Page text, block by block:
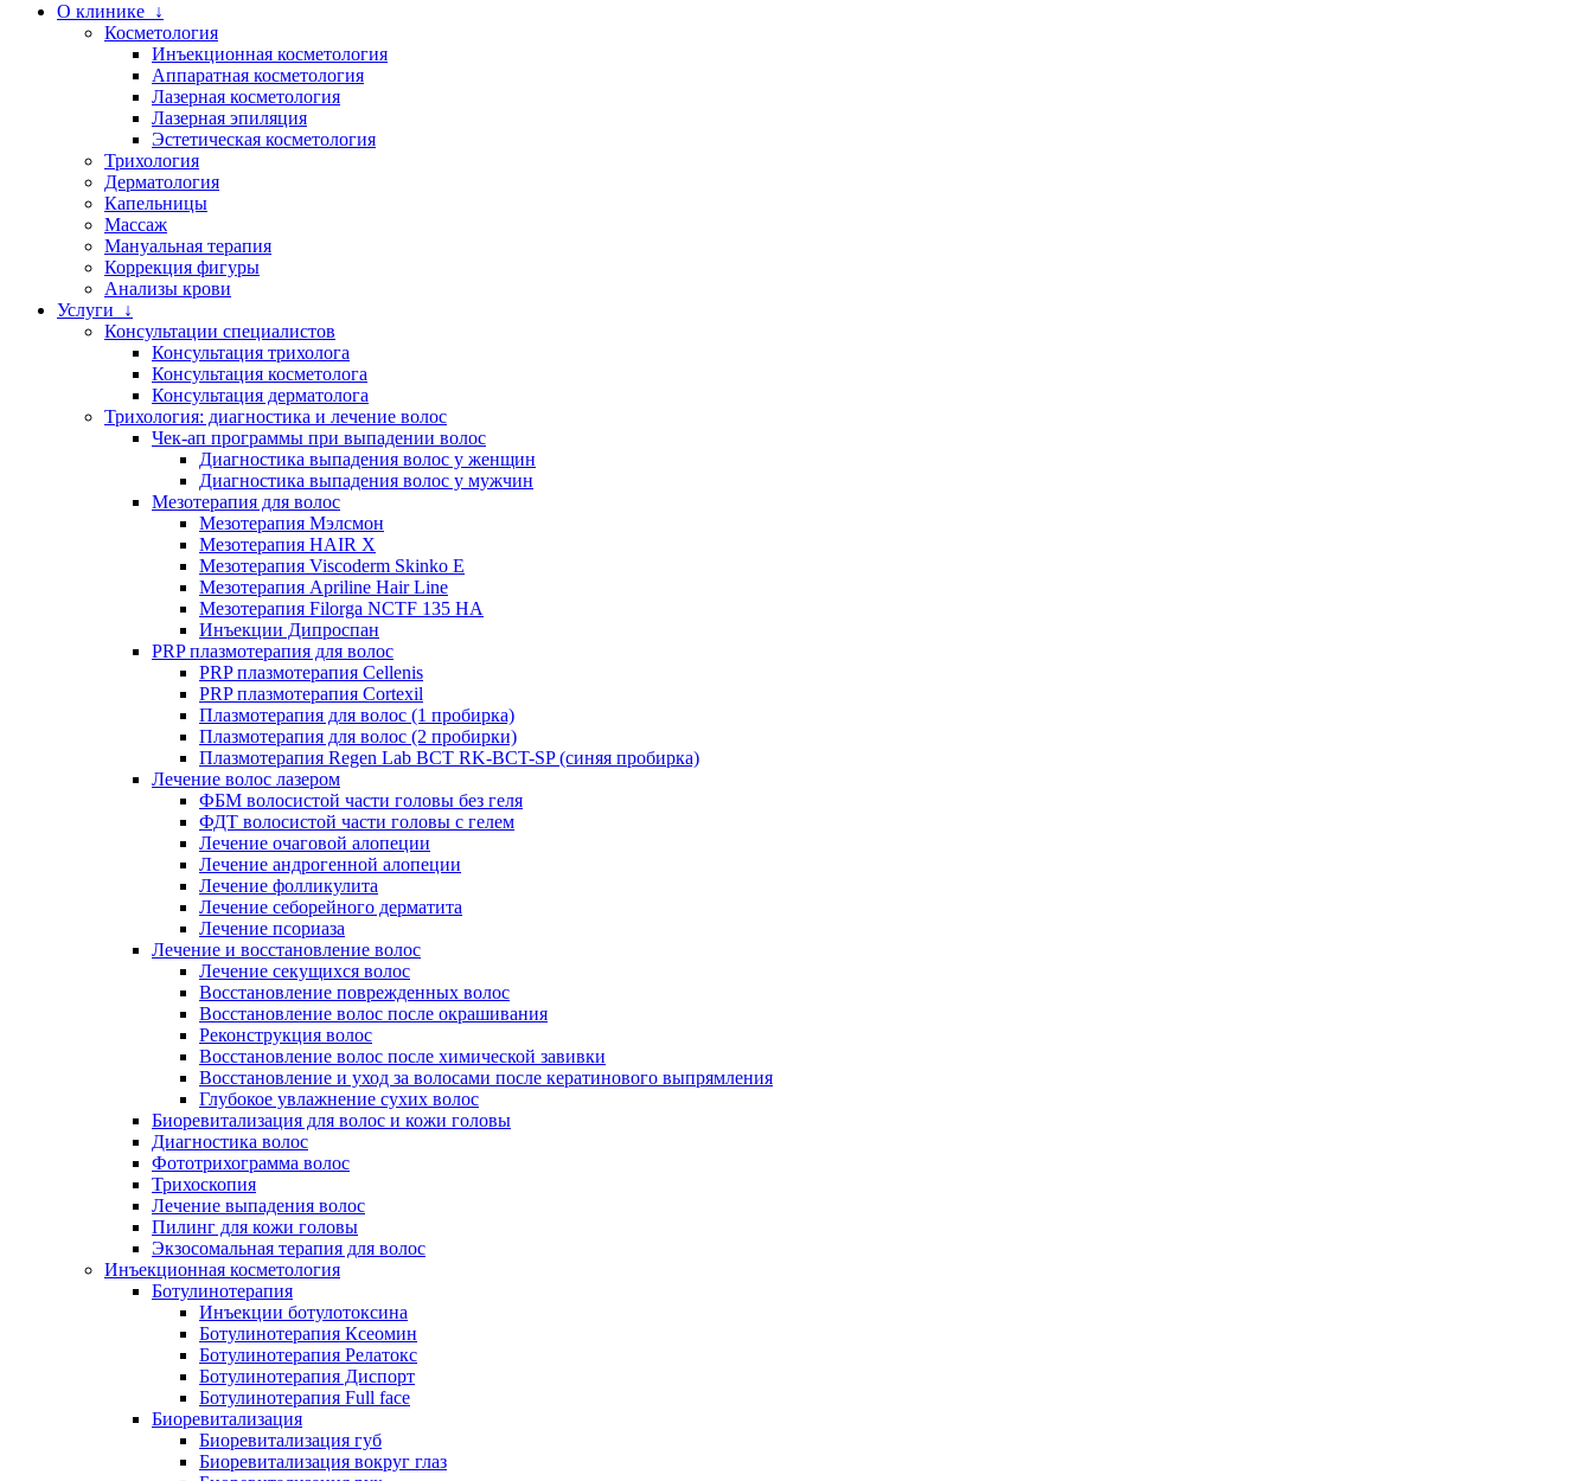
О клинике ↓
Косметология
Инъекционная косметология
Аппаратная косметология
Лазерная косметология
Лазерная эпиляция
Эстетическая косметология
Трихология
Дерматология
Капельницы
Массаж
Мануальная терапия
Коррекция фигуры
Анализы крови
Услуги ↓
Консультации специалистов
Консультация трихолога
Консультация косметолога
Консультация дерматолога
Трихология: диагностика и лечение волос
Чек-ап программы при выпадении волос
Диагностика выпадения волос у женщин
Диагностика выпадения волос у мужчин
Мезотерапия для волос
Мезотерапия Мэлсмон
Мезотерапия HAIR X
Мезотерапия Viscoderm Skinko E
Мезотерапия Apriline Hair Line
Мезотерапия Filorga NCTF 135 HA
Инъекции Дипроспан
PRP плазмотерапия для волос
PRP плазмотерапия Cellenis
PRP плазмотерапия Cortexil
Плазмотерапия для волос (1 пробирка)
Плазмотерапия для волос (2 пробирки)
Плазмотерапия Regen Lab BCT RK-BCT-SP (синяя пробирка)
Лечение волос лазером
ФБМ волосистой части головы без геля
ФДТ волосистой части головы с гелем
Лечение очаговой алопеции
Лечение андрогенной алопеции
Лечение фолликулита
Лечение себорейного дерматита
Лечение псориаза
Лечение и восстановление волос
Лечение секущихся волос
Восстановление поврежденных волос
Восстановление волос после окрашивания
Реконструкция волос
Восстановление волос после химической завивки
Восстановление и уход за волосами после кератинового выпрямления
Глубокое увлажнение сухих волос
Биоревитализация для волос и кожи головы
Диагностика волос
Фототрихограмма волос
Трихоскопия
Лечение выпадения волос
Пилинг для кожи головы
Экзосомальная терапия для волос
Инъекционная косметология
Ботулинотерапия
Инъекции ботулотоксина
Ботулинотерапия Ксеомин
Ботулинотерапия Релатокс
Ботулинотерапия Диспорт
Ботулинотерапия Full face
Биоревитализация
Биоревитализация губ
Биоревитализация вокруг глаз